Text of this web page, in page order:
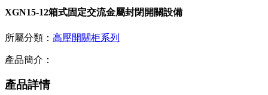
XGN15-12箱式固定交流金屬封閉開關設備
所屬分類： 高壓開關柜系列
產品簡介：
產品詳情